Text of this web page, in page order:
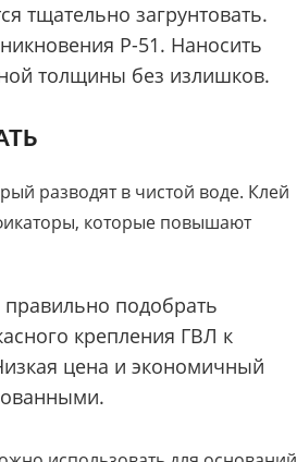
тщательно загрунтовать.
Р-51. Наносить
толщины без излишков.
разводят в чистой воде. Клей
которые повышают
подобрать
крепления ГВЛ к
цена и экономичный